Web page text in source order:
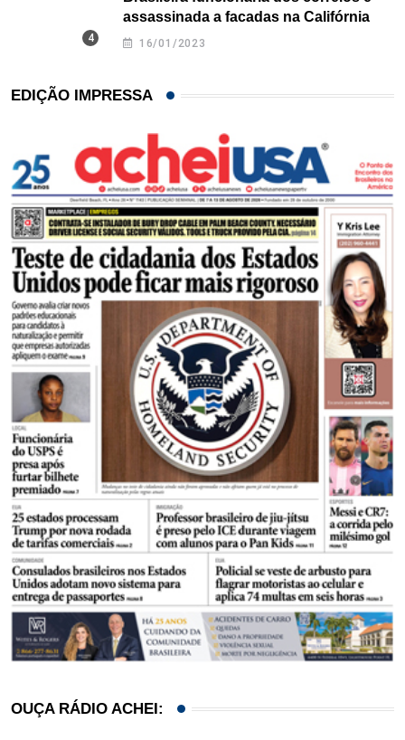
assassinada a facadas na Califórnia
16/01/2023
EDIÇÃO IMPRESSA
OUÇA RÁDIO ACHEI: